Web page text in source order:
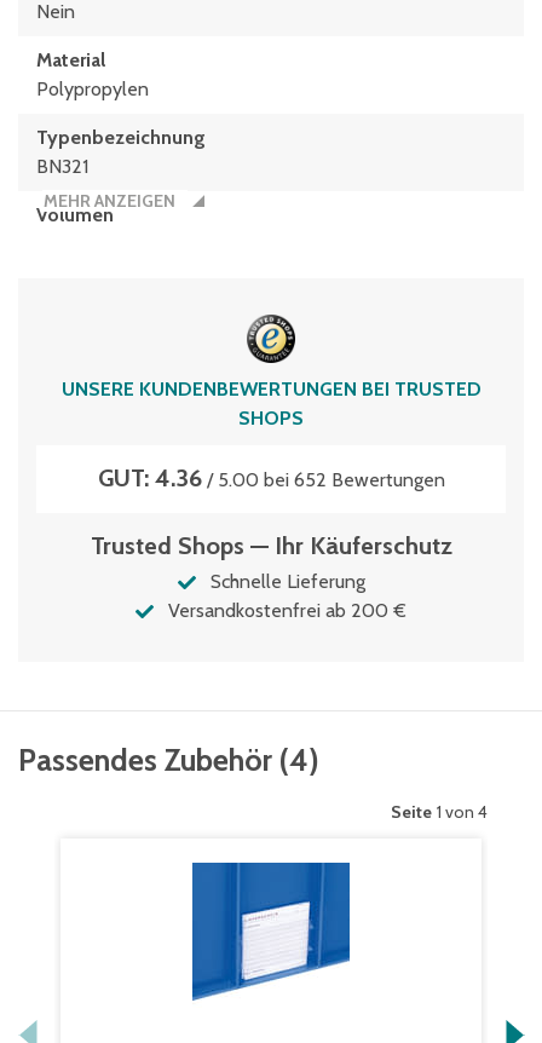
Nein
Material
Polypropylen
Typen­be­zeich­nung
BN321
Volumen
MEHR ANZEIGEN
UNSERE KUNDENBEWERTUNGEN BEI TRUSTED
SHOPS
GUT: 4.36/ 5.00 bei 652 Bewertungen
Trusted Shops — Ihr Käuferschutz
Schnelle Lieferung
Versandkostenfrei ab 200 €
Passendes Zubehör (4)
Seite 1 von 4